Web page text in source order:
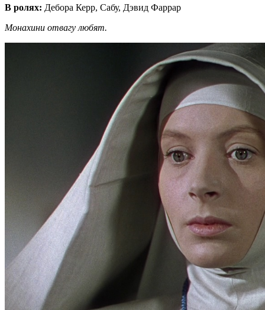
В ролях: Дебора Керр, Сабу, Дэвид Фаррар
Монахини отвагу любят.